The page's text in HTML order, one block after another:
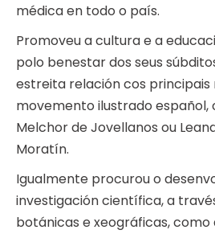
médica en todo o país.
Promoveu a cultura e a
polo benestar dos seus
estreita relación cos
movemento ilustrado español,
Melchor de Jovellanos ou
Moratín.
Igualmente procurou o
investigación científica, a
botánicas e xeográficas, como